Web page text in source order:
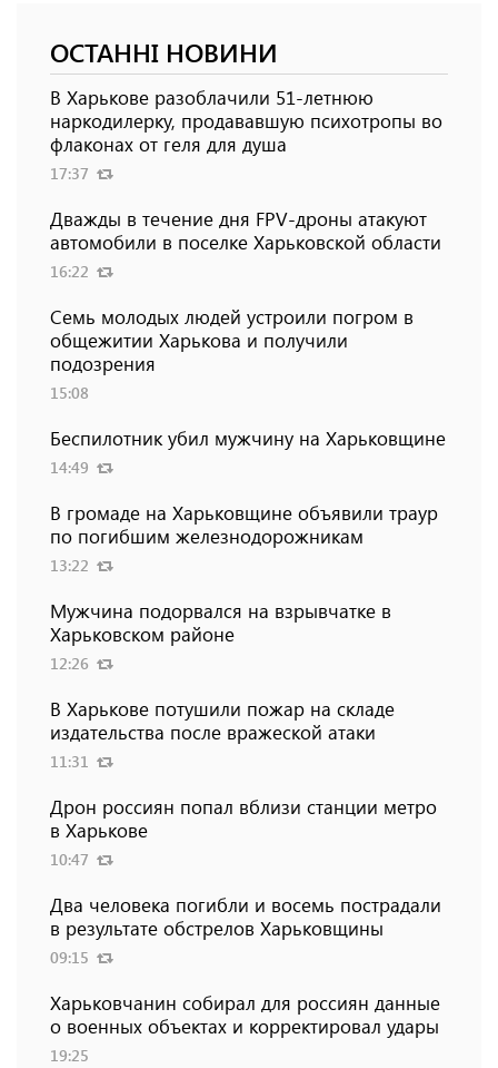
ОСТАННІ НОВИНИ
В Харькове разоблачили 51-летнюю
наркодилерку, продававшую психотропы во
флаконах от геля для душа
17:37
Дважды в течение дня FPV-дроны атакуют
автомобили в поселке Харьковской области
16:22
Семь молодых людей устроили погром в
общежитии Харькова и получили
подозрения
15:08
Беспилотник убил мужчину на Харьковщине
14:49
В громаде на Харьковщине объявили траур
по погибшим железнодорожникам
13:22
Мужчина подорвался на взрывчатке в
Харьковском районе
12:26
В Харькове потушили пожар на складе
издательства после вражеской атаки
11:31
Дрон россиян попал вблизи станции метро
в Харькове
10:47
Два человека погибли и восемь пострадали
в результате обстрелов Харьковщины
09:15
Харьковчанин собирал для россиян данные
о военных объектах и ​​корректировал удары
19:25